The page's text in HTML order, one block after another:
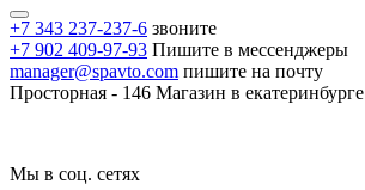
+7 343 237-237-6 звоните
+7 902 409-97-93 Пишите в мессенджеры
manager@spavto.com пишите на почту
Просторная - 146 Магазин в екатеринбурге
Мы в соц. сетях